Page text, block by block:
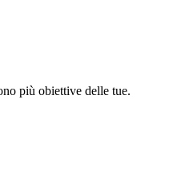
più obiettive delle tue.